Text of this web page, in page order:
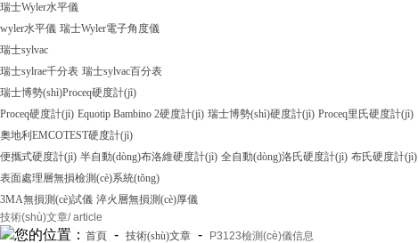
瑞士Wyler水平儀
wyler水平儀 瑞士Wyler電子角度儀
瑞士sylvac
瑞士sylrae千分表 瑞士sylvac百分表
瑞士博勢(shì)Proceq硬度計(jì)
Proceq硬度計(jì) Equotip Bambino 2硬度計(jì) 瑞士博勢(shì)硬度計(jì) Proceq里氏硬度計(jì)
奧地利EMCOTEST硬度計(jì)
便攜式硬度計(jì) 半自動(dòng)布洛維硬度計(jì) 全自動(dòng)洛氏硬度計(jì) 布氏硬度計(jì)
表面處理層無損檢測(cè)系統(tǒng)
3MA無損測(cè)試儀 淬火層無損測(cè)厚儀
技術(shù)文章/ article
您的位置： 首頁 - 技術(shù)文章 - P3123檢測(cè)儀信息